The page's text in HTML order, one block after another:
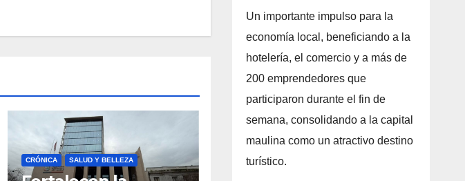
CRÓNICA SALUD Y BELLEZA
Un importante impulso para la
economía local, beneficiando a la
hotelería, el comercio y a más de
200 emprendedores que
participaron durante el fin de
semana, consolidando a la capital
maulina como un atractivo destino
turístico.